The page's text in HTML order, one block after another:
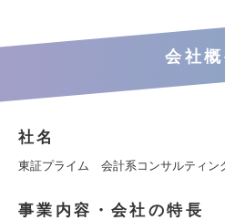
会社概
社名
東証プライム 会計系コンサルティン
事業内容・会社の特長